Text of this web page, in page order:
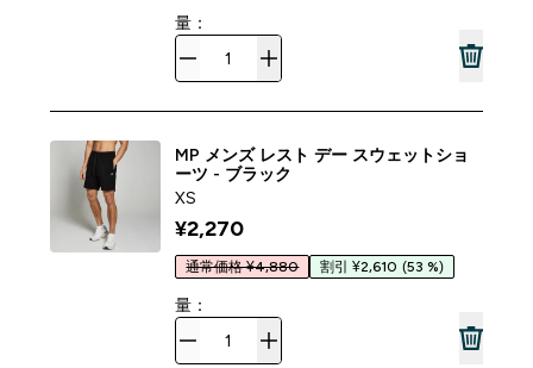
量：
MP メンズ レスト デー スウェットショ
ーツ - ブラック
XS
¥2,270‎
通常価格 ¥4,880 割引 ¥2,610 (53 %)
量：